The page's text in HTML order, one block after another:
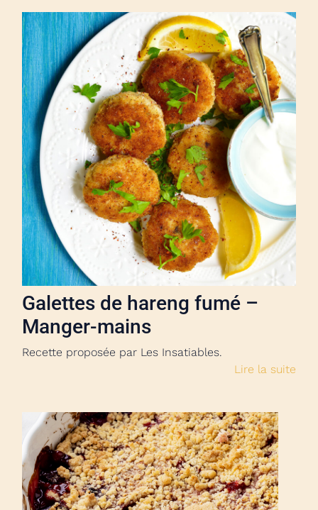
Galettes de hareng fumé –
Manger-mains
Recette proposée par Les Insatiables.
Lire la suite